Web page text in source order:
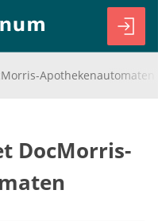
Apothekenautomaten
DocMorris-